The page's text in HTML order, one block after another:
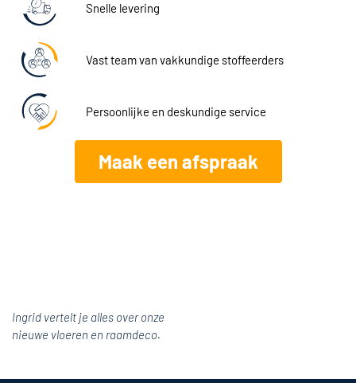
Snelle levering
Vast team van vakkundige stoffeerders
Persoonlijke en deskundige service
Maak een afspraak
Ingrid vertelt je alles over onze
nieuwe vloeren en raamdeco.